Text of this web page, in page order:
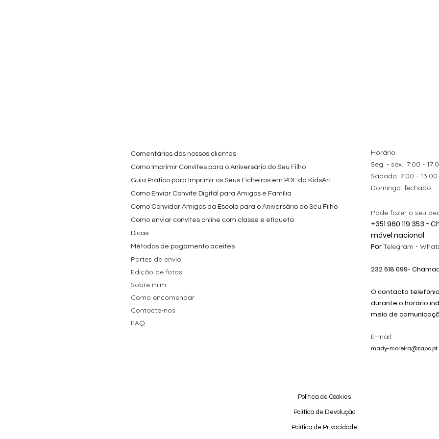
Comentários dos nossos clientes
Como Imprimir Convites para o Aniversário do Seu Filho
Guia Prático para Imprimir os Seus Ficheiros em PDF da KidsArt
Como Enviar Convite Digital para Amigos e Família
Como Convidar Amigos da Escola para o Aniversário do Seu Filho
Como enviar convites online com classe e etiqueta
Dicas
Métodos de pagamento aceites
Portes de envio
Edição de fotos
Sobre mim
Como encomendar
Contacte-nos
FAQ
Horário:
Seg. - sex.: 7:00 -
​​Sábado: 7:00 - 13:00
​Domingo: fechado
Pode fazer o seu
+351 960 119 353 -
móvel nacional
PorTelegram -
232 618 099-
O contacto
durante o horário
meio de
E-mail:
mady-moreira@sapo.pt
Política de Cookies
Política de Devolução
Política de Privacidade